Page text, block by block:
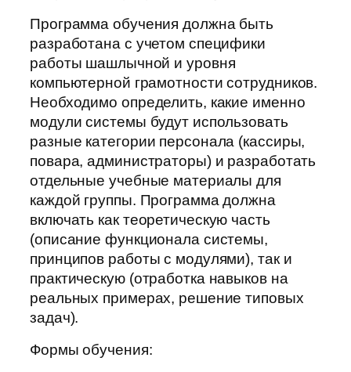
Программа обучения должна быть
разработана с учетом специфики
работы шашлычной и уровня
компьютерной грамотности сотрудников.
Необходимо определить, какие именно
модули системы будут использовать
разные категории персонала (кассиры,
повара, администраторы) и разработать
отдельные учебные материалы для
каждой группы. Программа должна
включать как теоретическую часть
(описание функционала системы,
принципов работы с модулями), так и
практическую (отработка навыков на
реальных примерах, решение типовых
задач).
Формы обучения: